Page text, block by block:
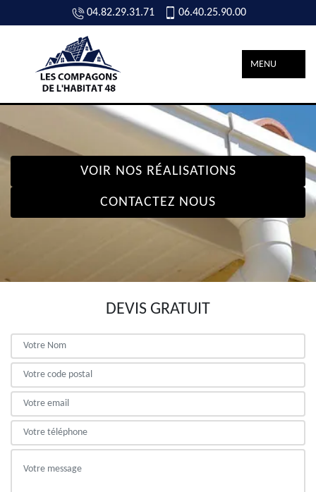
04.82.29.31.71 06.40.25.90.00
MENU
VOIR NOS RÉALISATIONS
CONTACTEZ NOUS
DEVIS GRATUIT